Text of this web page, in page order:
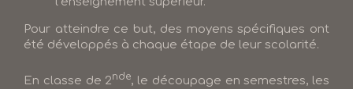
Pour atteindre ce but, des moyens spécifiques ont
été développés à chaque étape de leur scolarité.
En classe de 2nde, le découpage en semestres, les